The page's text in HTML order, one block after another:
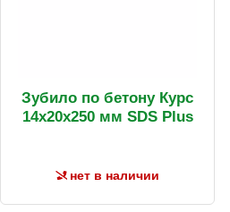
Зубило по бетону Курс
14х20х250 мм SDS Plus
нет в наличии